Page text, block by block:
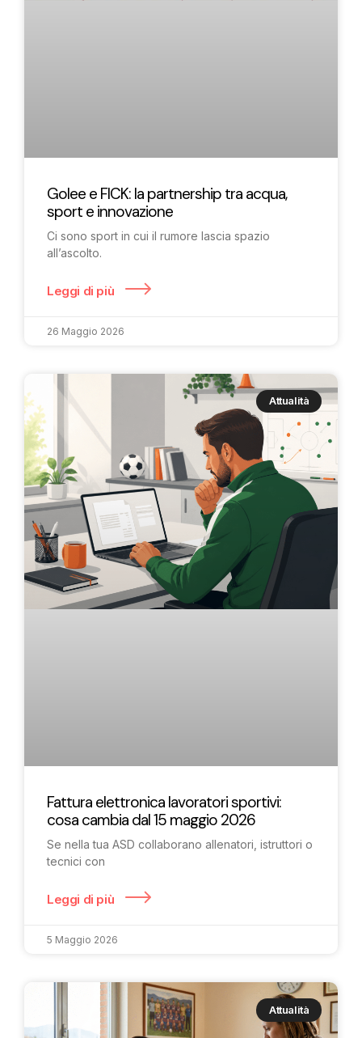
Golee e FICK: la partnership tra acqua,
sport e innovazione
Ci sono sport in cui il rumore lascia spazio
all’ascolto.
Leggi di più
26 Maggio 2026
Attualità
Fattura elettronica lavoratori sportivi:
cosa cambia dal 15 maggio 2026
Se nella tua ASD collaborano allenatori, istruttori o
tecnici con
Leggi di più
5 Maggio 2026
Attualità